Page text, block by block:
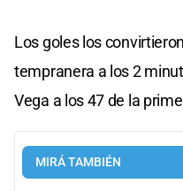
Los goles los
tempranera a los 2
Vega a los 47 de la
MIRÁ TAMBIÉN